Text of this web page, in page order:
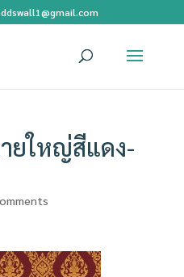
ddswall1@gmail.com
ยใหญ่สีแดง-